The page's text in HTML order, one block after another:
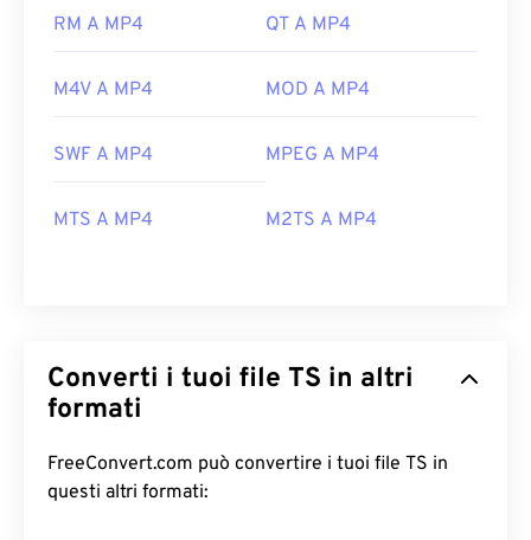
RM A MP4 QT A MP4
M4V A MP4 MOD A MP4
SWF A MP4 MPEG A MP4
MTS A MP4 M2TS A MP4
Converti i tuoi file TS in altri
formati
FreeConvert.com può convertire i tuoi file TS in
questi altri formati: